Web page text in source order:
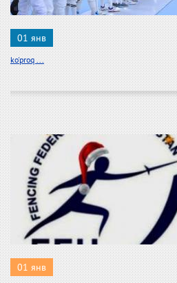
01 янв
ko'proq ...
01 янв